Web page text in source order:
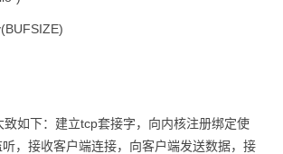
如下：建立tcp套接字，向内核注册绑定使
，接收客户端连接，向客户端发送数据，接